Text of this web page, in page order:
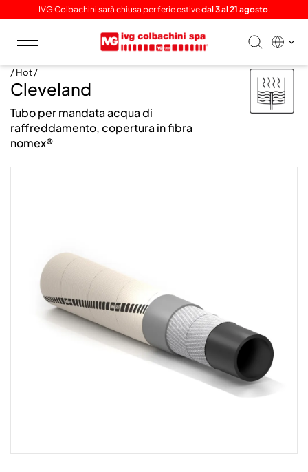
IVG Colbachini sarà chiusa per ferie estivedal 3 al 21 agosto.
Toggle
navigation
/ Hot /
Cleveland
Tubo per mandata acqua di
raffreddamento, copertura in fibra
nomex®